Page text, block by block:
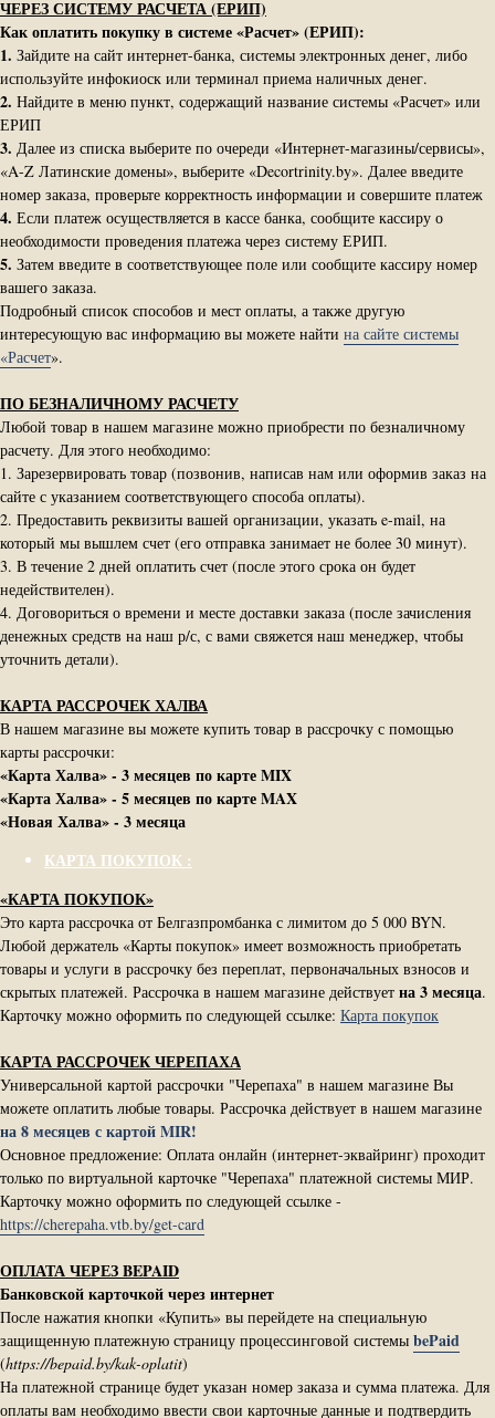
ЧЕРЕЗ СИСТЕМУ РАСЧЕТА (ЕРИП)
Как оплатить покупку в системе «Расчет» (ЕРИП):
1. Зайдите на сайт интернет-банка, системы электронных денег, либо
используйте инфокиоск или терминал приема наличных денег.
2. Найдите в меню пункт, содержащий название системы «Расчет» или
ЕРИП
3. Далее из списка выберите по очереди «Интернет-магазины/сервисы»,
«A-Z Латинские домены», выберите «Decortrinity.by». Далее введите
номер заказа, проверьте корректность информации и совершите платеж
4. Если платеж осуществляется в кассе банка, сообщите кассиру о
необходимости проведения платежа через систему ЕРИП.
5. Затем введите в соответствующее поле или сообщите кассиру номер
вашего заказа.
Подробный список способов и мест оплаты, а также другую
интересующую вас информацию вы можете найти на сайте системы
«Расчет».
ПО БЕЗНАЛИЧНОМУ РАСЧЕТУ
Любой товар в нашем магазине можно приобрести по безналичному
расчету. Для этого необходимо:
1. Зарезервировать товар (позвонив, написав нам или оформив заказ на
сайте с указанием соответствующего способа оплаты).
2. Предоставить реквизиты вашей организации, указать e-mail, на
который мы вышлем счет (его отправка занимает не более 30 минут).
3. В течение 2 дней оплатить счет (после этого срока он будет
недействителен).
4. Договориться о времени и месте доставки заказа (после зачисления
денежных средств на наш р/с, с вами свяжется наш менеджер, чтобы
уточнить детали).
КАРТА РАССРОЧЕК ХАЛВА
В нашем магазине вы можете купить товар в рассрочку с помощью
карты рассрочки:
«Карта Халва» - 3 месяцев по карте MIX
«Карта Халва» - 5 месяцев по карте MAX
«Новая Халва» - 3 месяца
КАРТА ПОКУПОК :
«КАРТА ПОКУПОК»
Это карта рассрочка от Белгазпромбанка с лимитом до 5 000 BYN.
Любой держатель «Карты покупок» имеет возможность приобретать
товары и услуги в рассрочку без переплат, первоначальных взносов и
скрытых платежей. Рассрочка в нашем магазине действует на 3 месяца.
Карточку можно оформить по следующей ссылке: Карта покупок
КАРТА РАССРОЧЕК ЧЕРЕПАХА
Универсальной картой рассрочки "Черепаха" в нашем магазине Вы
можете оплатить любые товары. Рассрочка действует в нашем магазине
на 8 месяцев с картой MIR!
Основное предложение: Оплата онлайн (интернет-эквайринг) проходит
только по виртуальной карточке "Черепаха" платежной системы МИР.
Карточку можно оформить по следующей ссылке -
https://cherepaha.vtb.by/get-card
ОПЛАТА ЧЕРЕЗ BEPAID
Банковской карточкой через интернет
После нажатия кнопки «Купить» вы перейдете на специальную
защищенную платежную страницу процессинговой системы bePaid
(https://bepaid.by/kak-oplatit)
На платежной странице будет указан номер заказа и сумма платежа. Для
оплаты вам необходимо ввести свои карточные данные и подтвердить